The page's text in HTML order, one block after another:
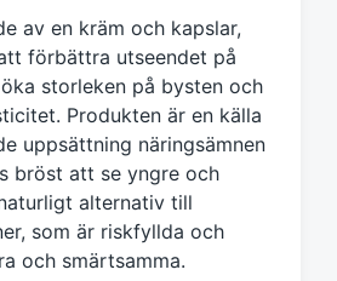
av en kräm och kapslar,
förbättra utseendet på
storleken på bysten och
Produkten är en källa
uppsättning näringsämnen
bröst att se yngre och
alternativ till
som är riskfyllda och
och smärtsamma.